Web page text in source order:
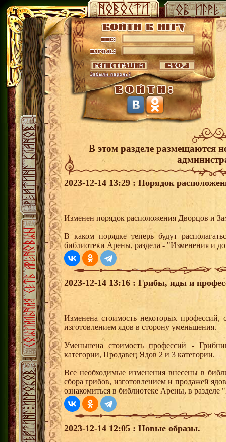
В этом разделе размещаются
2023-12-14 13:29 : Порядок
Изменен порядок расположения Дворцов и
В каком порядке теперь будут
библиотеки Арены, раздела - "Изменения и
2023-12-14 13:16 : Грибы, яды и
Изменена стоимость некоторых
изготовлением ядов в сторону уменьшения.
Уменьшена стоимость профессий -
категории, Продавец Ядов 2 и 3 категории.
Все необходимые изменения внесены в
сбора грибов, изготовлением и продажей
ознакомиться в библиотеке Арены, в
2023-12-14 12:05 : Новые образы.